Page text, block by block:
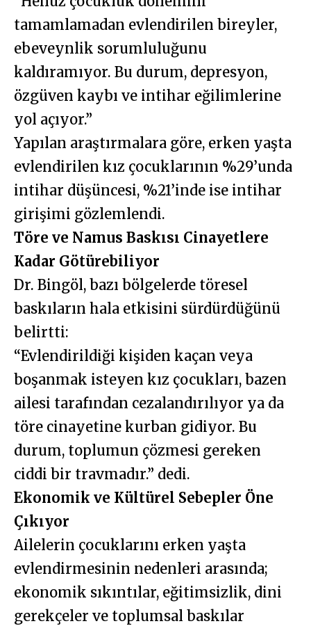
tamamlamadan evlendirilen bireyler,
ebeveynlik sorumluluğunu
kaldıramıyor. Bu durum, depresyon,
özgüven kaybı ve intihar eğilimlerine
yol açıyor.”
Yapılan araştırmalara göre, erken yaşta
evlendirilen kız çocuklarının %29’unda
intihar düşüncesi, %21’inde ise intihar
girişimi gözlemlendi.
Töre ve Namus Baskısı Cinayetlere
Kadar Götürebiliyor
Dr. Bingöl, bazı bölgelerde töresel
baskıların hala etkisini sürdürdüğünü
belirtti:
“Evlendirildiği kişiden kaçan veya
boşanmak isteyen kız çocukları, bazen
ailesi tarafından cezalandırılıyor ya da
töre cinayetine kurban gidiyor. Bu
durum, toplumun çözmesi gereken
ciddi bir travmadır.” dedi.
Ekonomik ve Kültürel Sebepler Öne
Çıkıyor
Ailelerin çocuklarını erken yaşta
evlendirmesinin nedenleri arasında;
ekonomik sıkıntılar, eğitimsizlik, dini
gerekçeler ve toplumsal baskılar